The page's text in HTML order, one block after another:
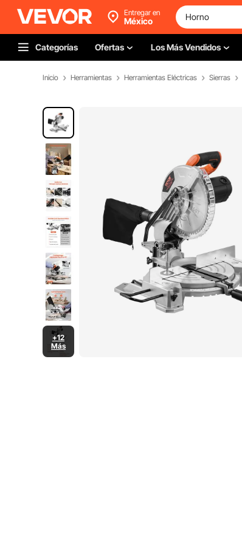
Entregar en
México
Categorías Ofertas Los Más Vendidos
Inicio Herramientas Herramientas Eléctricas Sierras
+12
Más